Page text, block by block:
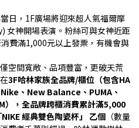
日，1F廣場將迎來超人氣福爾摩
女神開場表演。粉絲可與女神近距
費滿1,000元以上發票，有機會與
空間寬敞、品項豐富，更破天荒
3F哈林家族全品牌/櫃位（包含HA
、New Balance、PUMA、
），全品牌跨櫃消費累計滿5,000
經典雙色陶瓷杯」 乙個 （數量